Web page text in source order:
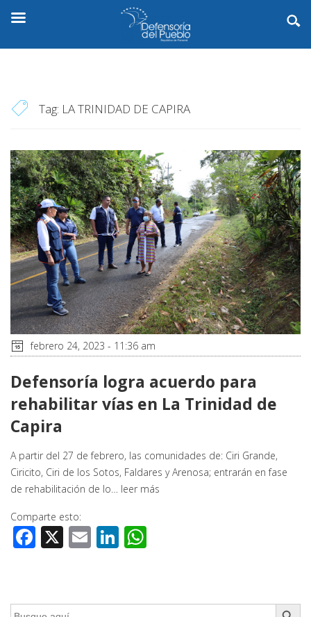
Tag: LA TRINIDAD DE CAPIRA
febrero 24, 2023 - 11:36 am
Defensoría logra acuerdo para
rehabilitar vías en La Trinidad de
Capira
A partir del 27 de febrero, las comunidades de: Ciri Grande,
Ciricito, Ciri de los Sotos, Faldares y Arenosa; entrarán en fase
de rehabilitación de lo… leer más
Comparte esto:
Facebook
X EmailLinkedIn
Buscar: Botón de